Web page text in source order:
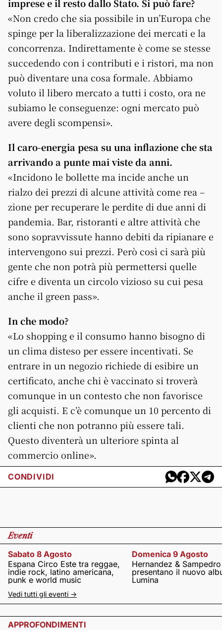
imprese e il resto dallo Stato. Si può fare?
«Non credo che sia possibile in un’Europa che
spinge per la liberalizzazione dei mercati e la
concorrenza. Indirettamente è come se stesse
succedendo con i contributi e i ristori, ma non
può diventare una cosa formale. Abbiamo
voluto il libero mercato a tutti i costo, ora ne
subiamo le conseguenze: ogni mercato può
avere degli scompensi».
Il caro-energia pesa su una inflazione che sta
arrivando a punte mai viste da anni.
«Incidono le bollette ma incide anche un
rialzo dei prezzi di alcune attività come rea –
zione per recuperare le perdite di due anni di
pandemia. Bar, ristoranti e altre attività che
sono sopravvissute hanno debiti da ripianare e
intervengono sui prezzi. Però così ci sarà più
gente che non potrà più permettersi quelle
cifre e diventa un circolo vizioso su cui pesa
anche il green pass».
In che modo?
«Lo shopping e il consumo hanno bisogno di
un clima disteso per essere incentivati. Se
entrare in un negozio richiede di esibire un
certificato, anche chi è vaccinato si troverà
comunque in un contesto che non favorisce
gli acquisti. E c’è comunque un 10 percento di
clienti che non potranno più essere tali.
Questo diventerà un ulteriore spinta al
commercio online».
CONDIVIDI
Eventi
Sabato 8 Agosto
Espana Circo Este tra reggae,
indie rock, latino americana,
punk e world music
Domenica 9 Agosto
Hernandez & Sampedro
presentano il nuovo
Lumina
Vedi tutti gli eventi ->
APPROFONDIMENTI